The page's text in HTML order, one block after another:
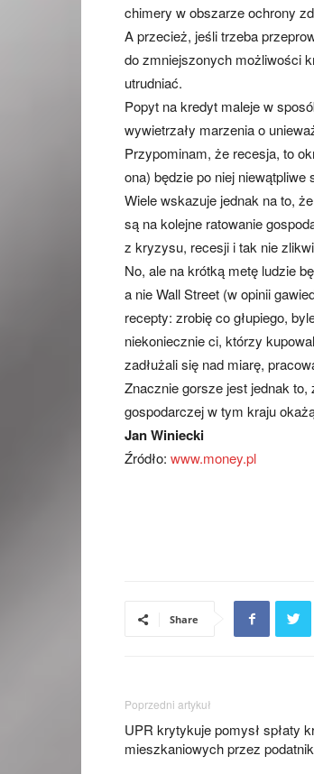
chimery w obszarze ochrony
A przecież, jeśli trzeba
do zmniejszonych możliwości
utrudniać.
Popyt na kredyt maleje w
wywietrzały marzenia o
Przypominam, że recesja, to
ona) będzie po niej
Wiele wskazuje jednak na to,
są na kolejne ratowanie
z kryzysu, recesji i tak nie
No, ale na krótką metę ludzie
a nie Wall Street (w opinii
recepty: zrobię co głupiego,
niekoniecznie ci, którzy
zadłużali się nad miarę,
Znacznie gorsze jest jednak
gospodarczej w tym kraju
Jan Winiecki
Źródło: www.money.pl
Share
Poprzedni artykuł
UPR krytykuje pomysł spłaty
mieszkaniowych przez